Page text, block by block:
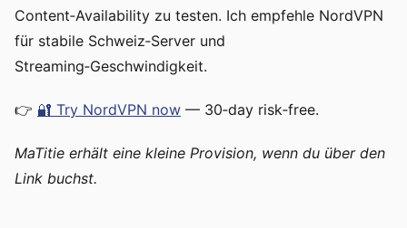
Content‑Availability zu testen. Ich empfehle NordVPN
für stabile Schweiz‑Server und
Streaming‑Geschwindigkeit.
👉 🔐 Try NordVPN now — 30‑day risk‑free.
MaTitie erhält eine kleine Provision, wenn du über den
Link buchst.